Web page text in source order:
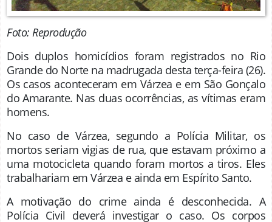
Foto: Reprodução
Dois duplos homicídios foram registrados no Rio
Grande do Norte na madrugada desta terça-feira (26).
Os casos aconteceram em Várzea e em São Gonçalo
do Amarante. Nas duas ocorrências, as vítimas eram
homens.
No caso de Várzea, segundo a Polícia Militar, os
mortos seriam vigias de rua, que estavam próximo a
uma motocicleta quando foram mortos a tiros. Eles
trabalhariam em Várzea e ainda em Espírito Santo.
A motivação do crime ainda é desconhecida. A
Polícia Civil deverá investigar o caso. Os corpos